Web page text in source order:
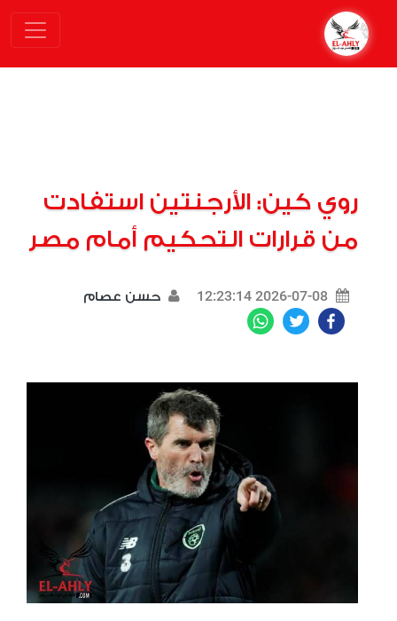
روي كين: الأرجنتين استفادت
من قرارات التحكيم أمام مصر
2026-07-08 12:23:14 حسن عصام
Facebook
Twitter